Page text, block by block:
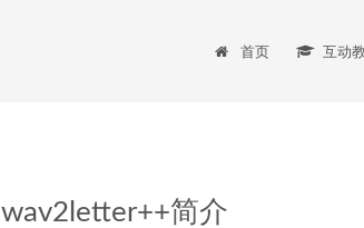
首页 互动
wav2letter++简介